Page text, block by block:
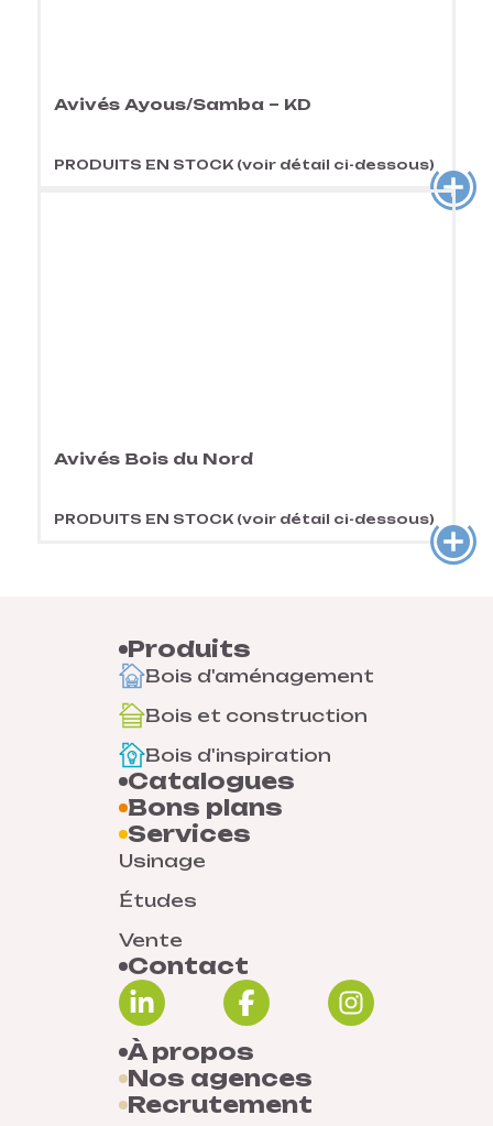
Avivés Ayous/Samba – KD
PRODUITS EN STOCK (voir détail ci-dessous)
Avivés Bois du Nord
PRODUITS EN STOCK (voir détail ci-dessous)
Produits
Bois d'aménagement
Bois et construction
Bois d'inspiration
Catalogues
Bons plans
Services
Usinage
Études
Vente
Contact
À propos
Nos agences
Recrutement